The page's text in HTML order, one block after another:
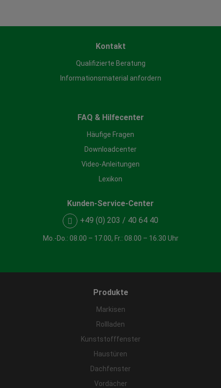
Kontakt
Qualifizierte Beratung
Informationsmaterial anfordern
FAQ & Hilfecenter
Häufige Fragen
Downloadcenter
Video-Anleitungen
Lexikon
Kunden-Service-Center
+49 (0) 203 / 40 64 40
Mo.-Do.: 08.00 – 17.00, Fr.: 08.00 – 16.30 Uhr
Produkte
Markisen
Rollladen
Kunststofffenster
Haustüren
Dachfenster
Vordächer